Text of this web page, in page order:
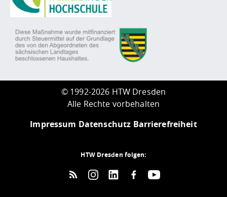
© 1992-2026 HTW Dresden
Alle Rechte vorbehalten
Impressum Datenschutz Barrierefreiheit
HTW Dresden folgen: